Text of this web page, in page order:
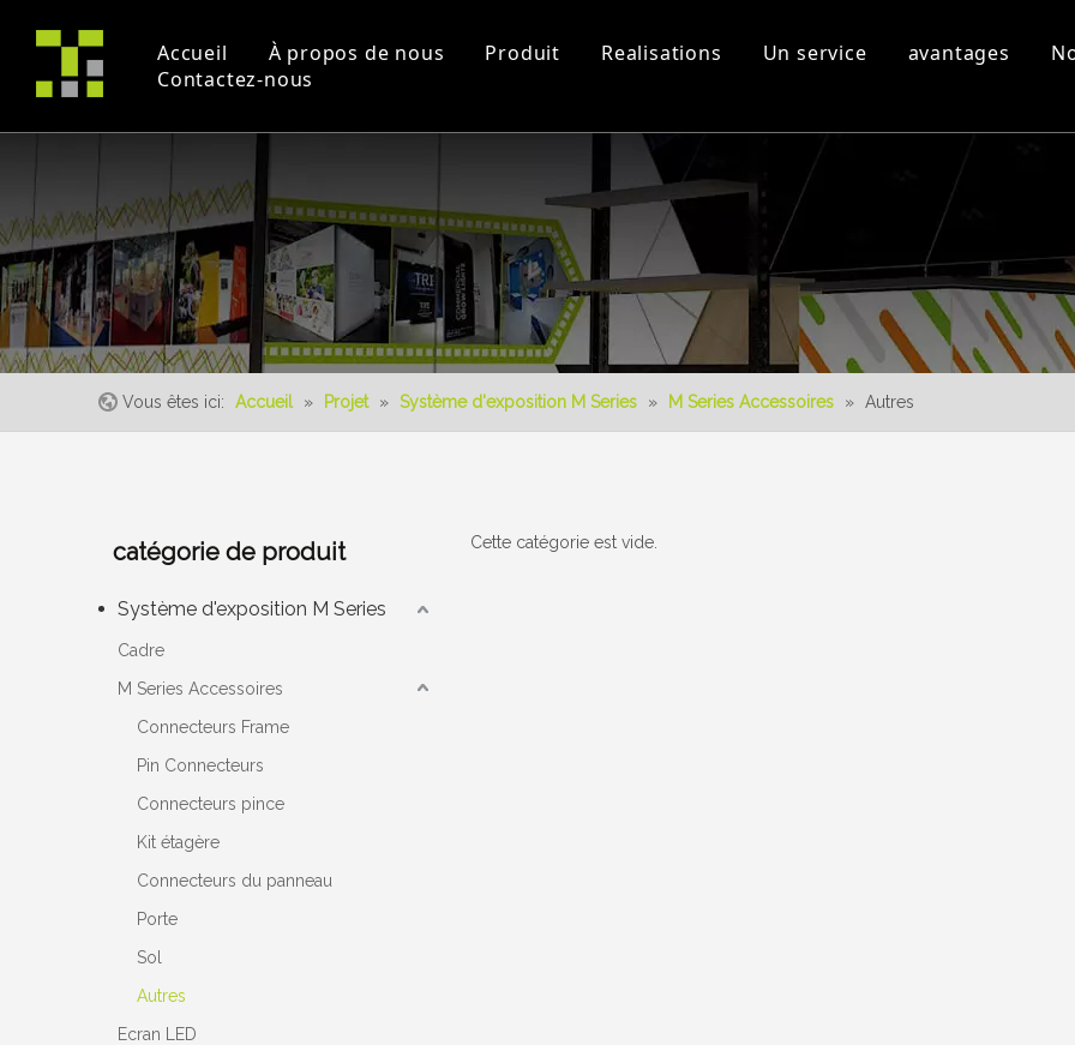
Accueil À propos de nous
Equipement d'atelier et
Produit
Vidéos 3D
Realisations Un service avantages
Nouveau produit
Contactez-nous
Vous êtes ici: Accueil » Projet » Système d'exposition M Series » M Series Accessoires » Autres
catégorie de produit
Système d'exposition M Series
Cadre
M Series Accessoires
Connecteurs Frame
Pin Connecteurs
Connecteurs pince
Kit étagère
Connecteurs du panneau
Porte
Sol
Autres
Ecran LED
Cette catégorie est vide.